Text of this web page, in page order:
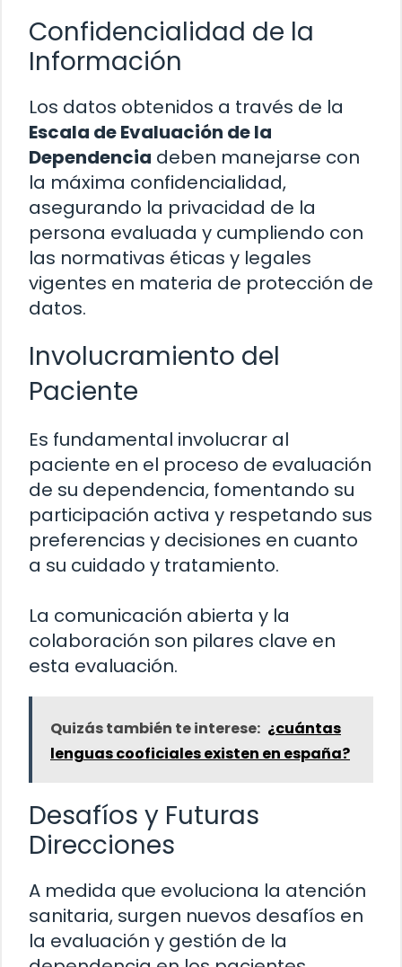
Confidencialidad de la
Información
Los datos obtenidos a través de la
Escala de Evaluación de la
Dependencia deben manejarse con
la máxima confidencialidad,
asegurando la privacidad de la
persona evaluada y cumpliendo con
las normativas éticas y legales
vigentes en materia de protección de
datos.
Involucramiento del
Paciente
Es fundamental involucrar al
paciente en el proceso de evaluación
de su dependencia, fomentando su
participación activa y respetando sus
preferencias y decisiones en cuanto
a su cuidado y tratamiento.
La comunicación abierta y la
colaboración son pilares clave en
esta evaluación.
Quizás también te interese: ¿cuántas
lenguas cooficiales existen en españa?
Desafíos y Futuras
Direcciones
A medida que evoluciona la atención
sanitaria, surgen nuevos desafíos en
la evaluación y gestión de la